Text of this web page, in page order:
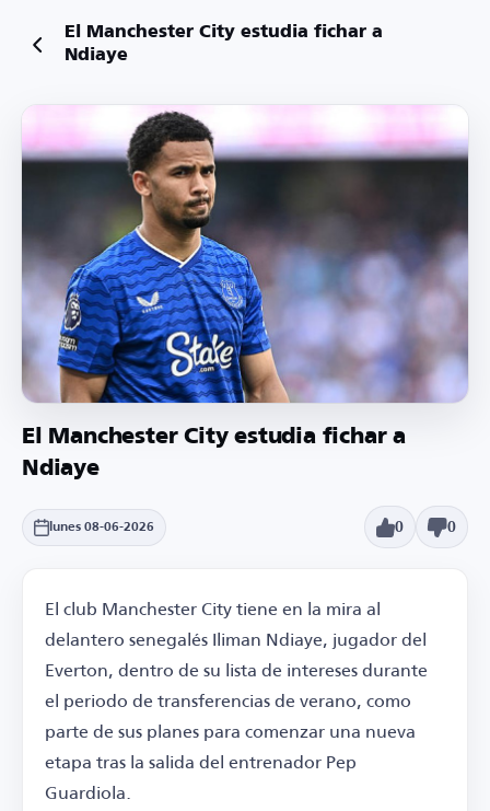
El Manchester City estudia fichar a
Ndiaye
El Manchester City estudia fichar a
Ndiaye
lunes 08-06-2026 0 0
El club Manchester City tiene en la mira al
delantero senegalés Iliman Ndiaye, jugador del
Everton, dentro de su lista de intereses durante
el periodo de transferencias de verano, como
parte de sus planes para comenzar una nueva
etapa tras la salida del entrenador Pep
Guardiola.